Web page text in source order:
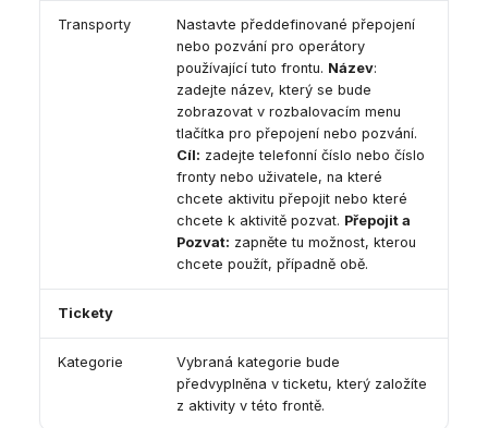
Transporty
Nastavte předdefinované přepojení
nebo pozvání pro operátory
používající tuto frontu. Název:
zadejte název, který se bude
zobrazovat v rozbalovacím menu
tlačítka pro přepojení nebo pozvání.
Cíl: zadejte telefonní číslo nebo číslo
fronty nebo uživatele, na které
chcete aktivitu přepojit nebo které
chcete k aktivitě pozvat. Přepojit a
Pozvat: zapněte tu možnost, kterou
chcete použít, případně obě.
Tickety
Kategorie
Vybraná kategorie bude
předvyplněna v ticketu, který založíte
z aktivity v této frontě.